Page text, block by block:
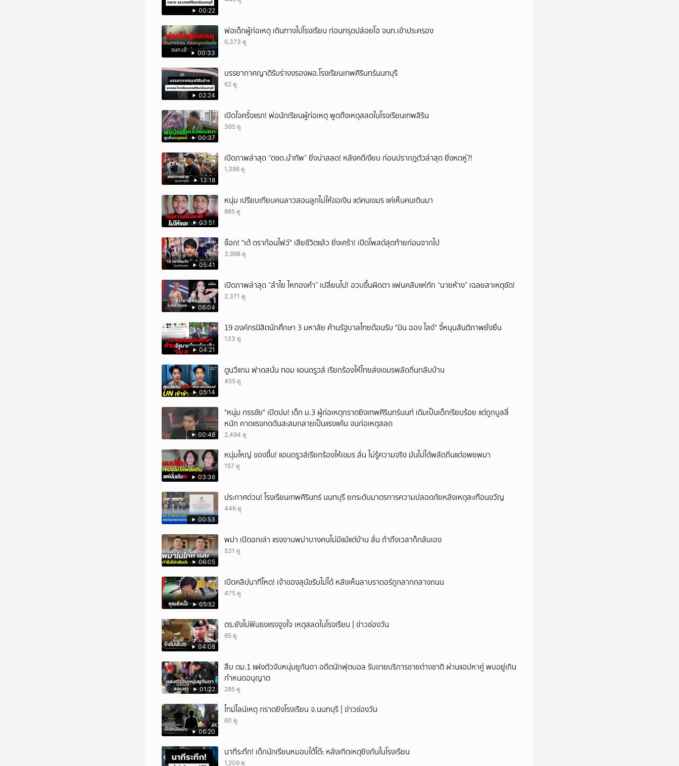
00:22
00:33
พ่อเด็กผู้ก่อเหตุ เดินทางไปโรงเรียน ก่อนทรุดปล่อยโฮ จนท.เข้าประครอง
6,373 ดู
02:24
บรรยากาศญาติรับร่างงรองผอ.โรงเรียนเทพศิรินทร์นนทบุรี
62 ดู
00:37
เปิดใจครั้งแรก! พ่อนักเรียนผู้ก่อเหตุ พูดถึงเหตุสลดในโรงเรียนเทพสิริน
365 ดู
13:18
เปิดภาพล่าสุด “ตชด.นำทัพ” ยิ่งน่าสลด! หลังคดีเงียบ ก่อนปรากฎตัวล่าสุด ยิ่งหดหู่?!
1,386 ดู
03:51
หนุ่ม เปรียบเทียบคนลาวสอนลูกไม่ให้ขอเงิน แต่คนเขมร แค่เห็นคนเดินมา
865 ดู
05:41
ช็อก! "เต้ ดราก้อนไฟว์" เสียชีวิตแล้ว ยิ่งเศร้า! เปิดโพสต์สุดท้ายก่อนจากไป
3,998 ดู
06:04
เปิดภาพล่าสุด “ลำไย ไหทองคำ” เปลี่ยนไป! อวบขึ้นผิดตา แฟนคลับแห่ทัก “นายห้าง” เฉลยสาเหตุชัด!
2,371 ดู
04:21
19 องค์กรนิสิตนักศึกษา 3 มหาลัย ค้านรัฐบาลไทยต้อนรับ "มิน ออง ไลง์" จี้หนุนสันติภาพยั่งยืน
133 ดู
05:14
ตูนวีแกน ฟาดสนั่น ทอม แอนดรูวส์ เรียกร้องให้ไทยส่งเขมรพลัดถิ่นกลับบ้าน
455 ดู
00:46
"หนุ่ม กรรชัย" เปิดปม! เด็ก ม.3 ผู้ก่อเหตุกราดยิงเทพศิรินทร์นนท์ เดิมเป็นเด็กเรียบร้อย แต่ถูกบูลลี่
หนัก คาดแรงกดดันสะสมกลายเป็นแรงแค้น จนก่อเหตุสลด
2,494 ดู
03:36
หนุ่มใหญ่ ของขึ้น! แอนดรูวส์เรียกร้องให้เขมร ลั่น ไม่รู้ความจริง มันไม่ได้พลัดถิ่นแต่อพยพมา
157 ดู
00:53
ประกาศด่วน! โรงเรียนเทพศิรินทร์ นนทบุรี ยกระดับมาตรการความปลอดภัยหลังเหตุสะเทือนขวัญ
446 ดู
06:05
พม่า เปิดอกเล่า แรงงานพม่าบางคนไม่มีแม้แต่บ้าน ลั่น ถ้าถึงเวลาก็กลับเอง
531 ดู
05:52
เปิดคลิปนาทีโหด! เจ้าของสุนัขรับไม่ได้ หลังเห็นลาบราดอร์ถูกลากกลางถนน
475 ดู
04:08
ตร.ยังไม่ฟันธงแรงจูงใจ เหตุสลดในโรงเรียน | ข่าวช่องวัน
65 ดู
01:22
สืบ ตม.1 แฝงตัวจับหนุ่มยูกันดา อดีตนักฟุตบอล รับขายบริการชายต่างชาติ ผ่านแอปหาคู่ พบอยู่เกิน
กำหนดอนุญาต
285 ดู
06:20
ไทม์ไลน์เหตุ กราดยิงโรงเรียน จ.นนทบุรี | ข่าวช่องวัน
60 ดู
นาทีระทึก! เด็กนักเรียนหมอบใต้โต๊ะ หลังเกิดเหตุยิงกันในโรงเรียน
1,209 ดู